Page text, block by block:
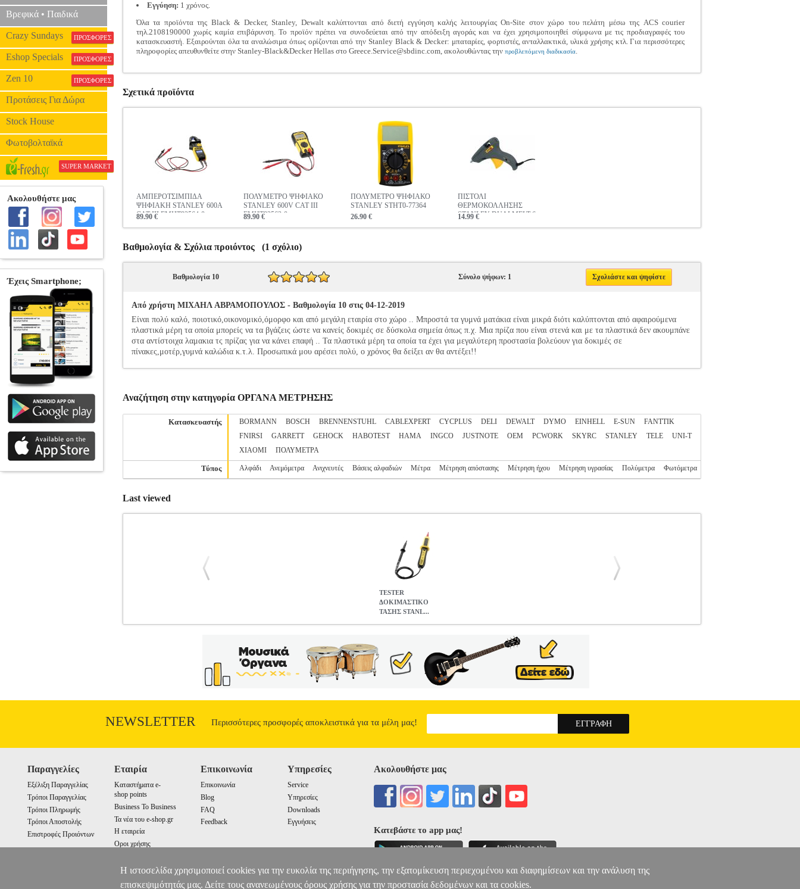
Βρεφικά • Παιδικά
Crazy Sundays ΠΡΟΣΦΟΡΕΣ
Eshop Specials ΠΡΟΣΦΟΡΕΣ
Zen 10 ΠΡΟΣΦΟΡΕΣ
Προτάσεις Για Δώρα
Stock House
Φωτοβολταϊκά
SUPER MARKET
Εγγύηση: 1 χρόνος.
Όλα τα προϊόντα της Black & Decker, Stanley, Dewalt καλύπτονται από διετή εγγύηση καλής λειτουργίας On-Site στον χώρο του πελάτη μέσω της ACS courier
τηλ.2108190000 χωρίς καμία επιβάρυνση. Το προϊόν πρέπει να συνοδεύεται από την απόδειξη αγοράς και να έχει χρησιμοποιηθεί σύμφωνα με τις προδιαγραφές του
κατασκευαστή. Εξαιρούνται όλα τα αναλώσιμα όπως ορίζονται από την Stanley Black & Decker: μπαταρίες, φορτιστές, ανταλλακτικά, υλικά χρήσης κτλ. Για περισσότερες
πληροφορίες απευθυνθείτε στην Stanley-Black&Decker Hellas στο Greece.Service@sbdinc.com, ακολουθώντας την προβλεπόμενη διαδικασία.
Σχετικά προϊόντα
ΑΜΠΕΡΟΤΣΙΜΠΙΔΑ
ΨΗΦΙΑΚΗ STANLEY 600A
CAT III FMHT82564-0
89.90 €
ΠΟΛΥΜΕΤΡΟ ΨΗΦΙΑΚΟ
STANLEY 600V CAT III
FMHT82563-0
89.90 €
ΠΟΛΥΜΕΤΡΟ ΨΗΦΙΑΚΟ
STANLEY STHT0-77364
26.90 €
ΠΙΣΤΟΛΙ
ΘΕΡΜΟΚΟΛΛΗΣΗΣ
STANLEY DUALMELT 6-
14.99 €
Βαθμολογία & Σχόλια προιόντος (1 σχόλιο)
Βαθμολογία 10 Σύνολο ψήφων: 1 Σχολιάστε και ψηφίστε
Από χρήστη ΜΙΧΑΗΛ ΑΒΡΑΜΟΠΟΥΛΟΣ - Βαθμολογία 10 στις 04-12-2019
Είναι πολύ καλό, ποιοτικό,οικονομικό,όμορφο και από μεγάλη εταιρία στο χώρο .. Μπροστά τα γυμνά ματάκια είναι μικρά διότι καλύπτονται από αφαιρούμενα
πλαστικά μέρη τα οποία μπορείς να τα βγάζεις ώστε να κανείς δοκιμές σε δύσκολα σημεία όπως π.χ. Μια πρίζα που είναι στενά και με τα πλαστικά δεν ακουμπάνε
στα αντίστοιχα λαμακια τς πρίζας για να κάνει επαφή .. Τα πλαστικά μέρη τα οποία τα έχει για μεγαλύτερη προστασία βολεύουν για δοκιμές σε
πίνακες,μοτέρ,γυμνά καλώδια κ.τ.λ. Προσωπικά μου αρέσει πολύ, ο χρόνος θα δείξει αν θα αντέξει!!
Αναζήτηση στην κατηγορία ΟΡΓΑΝΑ ΜΕΤΡΗΣΗΣ
Κατασκευαστής BORMANN BOSCH BRENNENSTUHL CABLEXPERT CYCPLUS DELI DEWALT DYMO EINHELL E-SUN
FANTTIK
FNIRSI
GARRETT GEHOCK HABOTEST HAMA INGCO JUSTNOTE OEM PCWORK SKYRC STANLEY TELE
UNI-T
XIAOMI
ΠΟΛΥΜΕΤΡΑ
Τύπος Αλφάδι Ανεμόμετρα Ανιχνευτές Βάσεις αλφαδιών Μέτρα Μέτρηση απόστασης Μέτρηση ήχου Μέτρηση υγρασίας Πολύμετρα Φωτόμετρα
Last viewed
TESTER
ΔΟΚΙΜΑΣΤΙΚΟ
ΤΑΣΗΣ STANL...
Κατηγορία: ΟΡΓΑΝΑ ΜΕΤΡΗΣΗΣ •STANLEY στην κατηγορία ΟΡΓΑΝΑ ΜΕΤΡΗΣΗΣ Δοκιμαστικό τάσης Stanley Fatmax με Οθόνη LED με
την τιμή μέτρησης άμεσα αναγνώσιμη στην οθόνη. Χαρακτηριστικά: - Αναγνωριστικό πολικότητας. - Προστασία διαρροής γης. - CAT III 400 V. - AC / DC 400
V. - IP 54 προστασία απο σταγόνες. • Κατηγορία κυκλώματος μέτρησης: CAT III.• Τύπος δοκιμής: 2-πόλων.• Εγγύηση: 1 χρόνος. Όλα τα προϊόντα της Black &
Decker, Stanley, Dewalt καλύπτονται από διετή εγγύηση καλής λειτουργίας On-Site στον χώρο του πελάτη μέσω της ACS courier τηλ.2108190000 χωρίς καμία
επιβάρυνση. Το προϊόν πρέπει να συνοδεύεται από την απόδειξη αγοράς και να έχει χρησιμοποιηθεί σύμφωνα με τις προδιαγραφές του κατασκευαστή.
ΔΟΚΙΜΑΣΤΙΚΟ ΤΑΣΗΣ STANLEY 400VAC/DC CAT III FMHT82566-0
27.90
NEWSLETTER Περισσότερες προσφορές αποκλειστικά για τα μέλη μας!
Παραγγελίες
Εξέλιξη Παραγγελίας
Τρόποι Παραγγελίας
Τρόποι Πληρωμής
Τρόποι Αποστολής
Επιστροφές Προιόντων
Εταιρία
Καταστήματα e-
shop points
Business To Business
Τα νέα του e-shop.gr
Η εταιρεία
Οροι χρήσης
Επικοινωνία
Επικοινωνία
Blog
FAQ
Feedback
Υπηρεσίες
Service
Υπηρεσίες
Downloads
Εγγυήσεις
Ακολουθήστε μας
Κατεβάστε το app μας!
Η ιστοσελίδα χρησιμοποιεί cookies για την ευκολία της περιήγησης, την εξατομίκευση περιεχομένου και διαφημίσεων και την ανάλυση της
επισκεψιμότητάς μας. Δείτε τους ανανεωμένους όρους χρήσης για την προστασία δεδομένων και τα cookies.